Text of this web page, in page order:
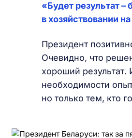
«Будет результат
в хозяйствовании
Президент
Очевидно, что
хороший
необходимости
но только тем, кто